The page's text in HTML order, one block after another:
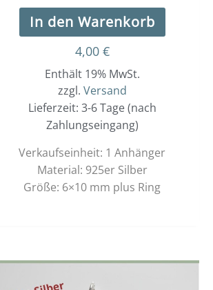
In den Warenkorb
4,00 €
Enthält 19% MwSt.
zzgl. Versand
Lieferzeit: 3-6 Tage (nach
Zahlungseingang)
Verkaufseinheit: 1 Anhänger
Material: 925er Silber
Größe: 6×10 mm plus Ring